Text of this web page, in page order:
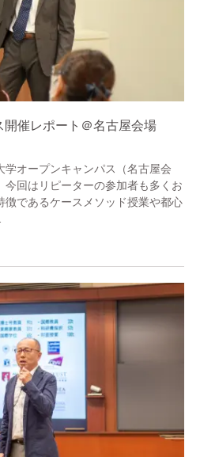
催レポート＠名古屋会場
オープンキャンパス（名古屋会
回はリピーターの参加者も多くお
徴であるケースメソッド授業や都心